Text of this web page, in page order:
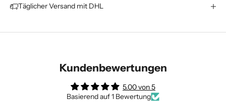
Täglicher Versand mit DHL
Kundenbewertungen
5.00 von 5
Basierend auf 1 Bewertung